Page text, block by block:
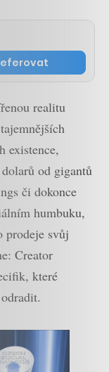
realitu
existence,
od gigantů
či dokonce
humbuku,
prodeje svůj
Creator
které